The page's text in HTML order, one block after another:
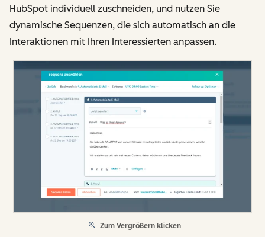
HubSpot individuell zuschneiden, und nutzen Sie
dynamische Sequenzen, die sich automatisch an die
Interaktionen mit Ihren Interessierten anpassen.
Zum Vergrößern klicken